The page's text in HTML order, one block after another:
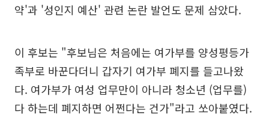
약'과 '성인지 예산' 관련 논란 발언도 문제 삼았다.
이 후보는 "후보님은 처음에는 여가부를 양성평등가
족부로 바꾼다더니 갑자기 여가부 폐지를 들고나왔
다. 여가부가 여성 업무만이 아니라 청소년 (업무를)
다 하는데 폐지하면 어쩐다는 건가"라고 쏘아붙였다.